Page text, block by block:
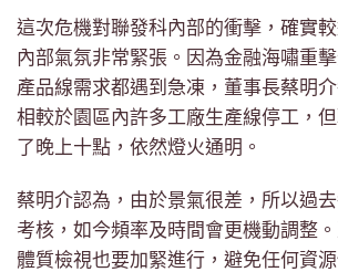
這次危機對聯發科內部的衝擊，確實
內部氣氛非常緊張。因為金融海嘯重
產品線需求都遇到急凍，董事長蔡明
相較於園區內許多工廠生產線停工，
了晚上十點，依然燈火通明。
蔡明介認為，由於景氣很差，所以過
考核，如今頻率及時間會更機動調整
體質檢視也要加緊進行，避免任何資